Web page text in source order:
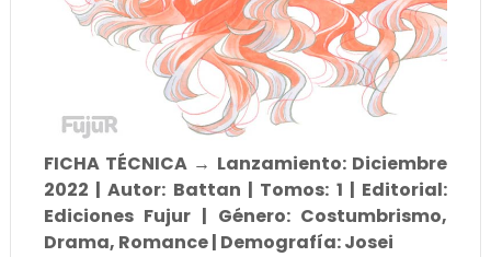
FICHA TÉCNICA → Lanzamiento: Diciembre
2022 | Autor: Battan | Tomos: 1 | Editorial:
Ediciones Fujur | Género: Costumbrismo,
Drama, Romance | Demografía: Josei